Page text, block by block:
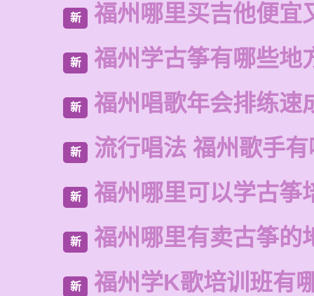
新 福州哪里买吉他便宜
新 福州学古筝有哪些地
新 福州唱歌年会排练速
新 流行唱法 福州歌手
新 福州哪里可以学古筝
新 福州哪里有卖古筝的
新 福州学K歌培训班有